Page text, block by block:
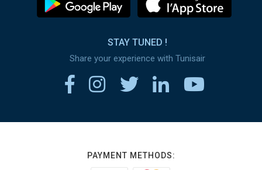
STAY TUNED !
Share your experience with Tunisair
PAYMENT METHODS: